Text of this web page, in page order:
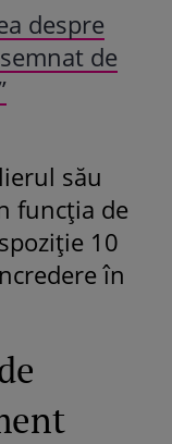
despre
de
său
funcția de
10
în